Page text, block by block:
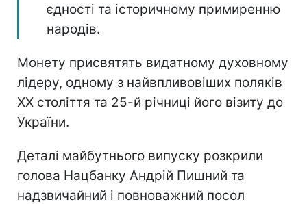
єдності та історичному примиренню
народів.
Монету присвятять видатному духовному
лідеру, одному з найвпливовіших поляків
ХХ століття та 25-й річниці його візиту до
України.
Деталі майбутнього випуску розкрили
голова Нацбанку Андрій Пишний та
надзвичайний і повноважний посол